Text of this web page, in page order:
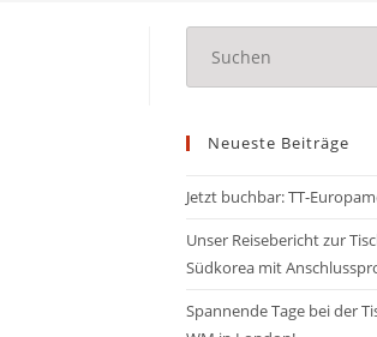
Neueste Beiträge
Jetzt buchbar: TT-
Unser Reisebericht zur
Südkorea mit
Spannende Tage bei der